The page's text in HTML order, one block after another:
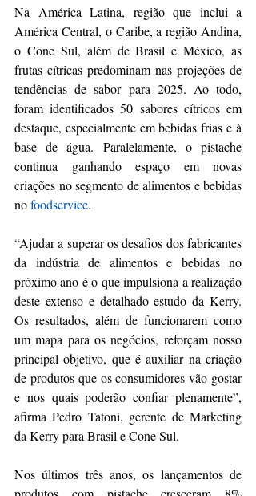
Na América Latina, região que inclui a
América Central, o Caribe, a região Andina,
o Cone Sul, além de Brasil e México, as
frutas cítricas predominam nas projeções de
tendências de sabor para 2025. Ao todo,
foram identificados 50 sabores cítricos em
destaque, especialmente em bebidas frias e à
base de água. Paralelamente, o pistache
continua ganhando espaço em novas
criações no segmento de alimentos e bebidas
no foodservice.
“Ajudar a superar os desafios dos fabricantes
da indústria de alimentos e bebidas no
próximo ano é o que impulsiona a realização
deste extenso e detalhado estudo da Kerry.
Os resultados, além de funcionarem como
um mapa para os negócios, reforçam nosso
principal objetivo, que é auxiliar na criação
de produtos que os consumidores vão gostar
e nos quais poderão confiar plenamente”,
afirma Pedro Tatoni, gerente de Marketing
da Kerry para Brasil e Cone Sul.
Nos últimos três anos, os lançamentos de